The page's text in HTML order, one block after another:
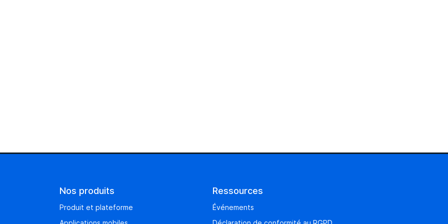
Nos produits
Produit et plateforme
Ressources
Événements